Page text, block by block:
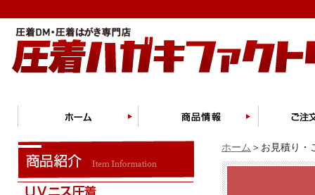
ホーム ＞お見積り・